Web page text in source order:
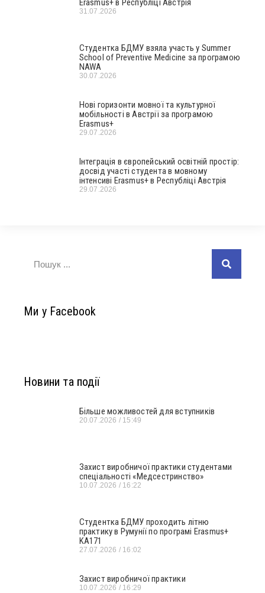
31.07.2026
Студентка БДМУ взяла участь у Summer
School of Preventive Medicine за програмою
NAWA
30.07.2026
Нові горизонти мовної та культурної
мобільності в Австрії за програмою
Erasmus+
29.07.2026
Інтеграція в європейський освітній простір:
досвід участі студента в мовному
інтенсиві Erasmus+ в Республіці Австрія
29.07.2026
Ми у Facebook
Новини та події
Більше можливостей для вступників
20.07.2026 15:49
Захист виробничої практики студентами
спеціальності «Медсестринство»
10.07.2026 16:22
Студентка БДМУ проходить літню
практику в Румунії по програмі Erasmus+
KA171
27.07.2026 16:02
Захист виробничої практики
10.07.2026 16:29